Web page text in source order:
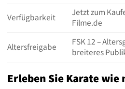
Verfügbarkeit
Jetzt zum
Filme.de
Altersfreigabe
FSK 12 –
breiteres
Erleben Sie Karate wie